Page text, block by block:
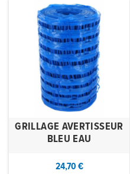
GRILLAGE AVERTISSEUR
BLEU EAU
24,70 €